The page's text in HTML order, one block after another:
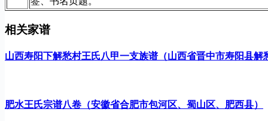
相关家谱
山西寿阳下解愁村王氏八甲一支族谱（山西省晋中市寿阳县解
肥水王氏宗谱八卷（安徽省合肥市包河区、蜀山区、肥西县）